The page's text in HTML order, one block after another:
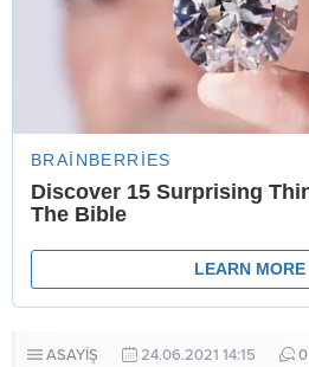
ASAYİŞ 24.06.2021 14:15 0